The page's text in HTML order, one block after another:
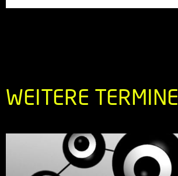
WEITERE TERMINE